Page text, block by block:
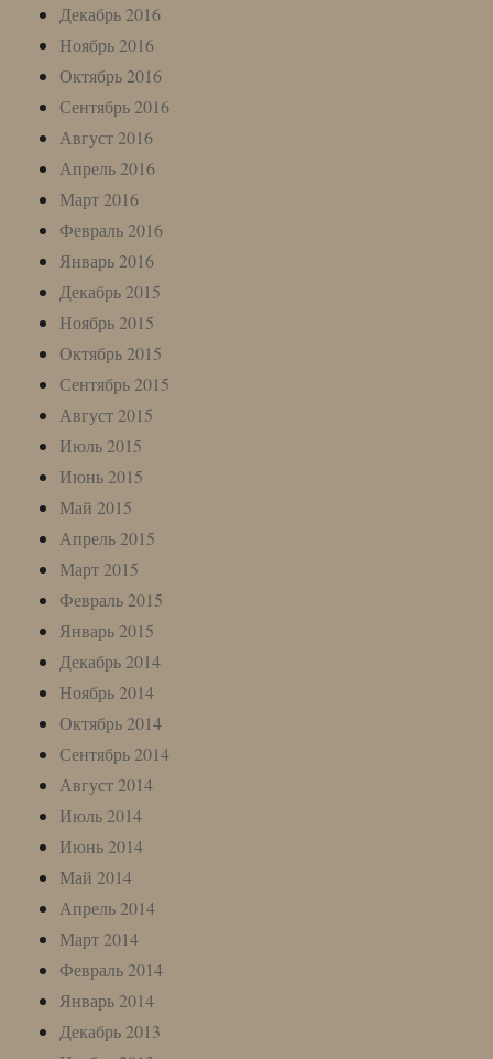
Декабрь 2016
Ноябрь 2016
Октябрь 2016
Сентябрь 2016
Август 2016
Апрель 2016
Март 2016
Февраль 2016
Январь 2016
Декабрь 2015
Ноябрь 2015
Октябрь 2015
Сентябрь 2015
Август 2015
Июль 2015
Июнь 2015
Май 2015
Апрель 2015
Март 2015
Февраль 2015
Январь 2015
Декабрь 2014
Ноябрь 2014
Октябрь 2014
Сентябрь 2014
Август 2014
Июль 2014
Июнь 2014
Май 2014
Апрель 2014
Март 2014
Февраль 2014
Январь 2014
Декабрь 2013